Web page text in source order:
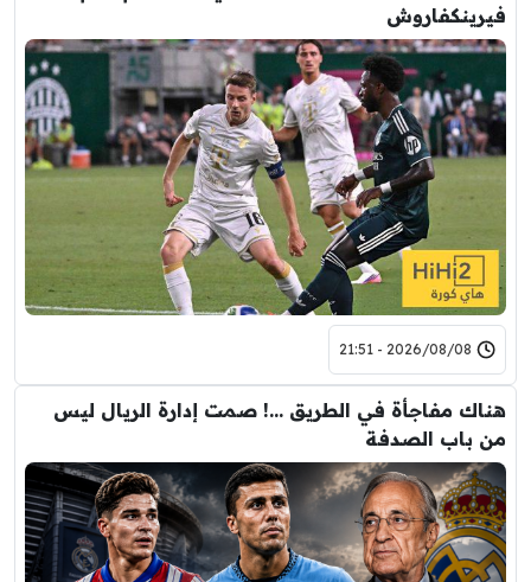
فيرينكفاروش
2026/08/08 - 21:51
هناك مفاجأة في الطريق …! صمت إدارة الريال ليس
من باب الصدفة